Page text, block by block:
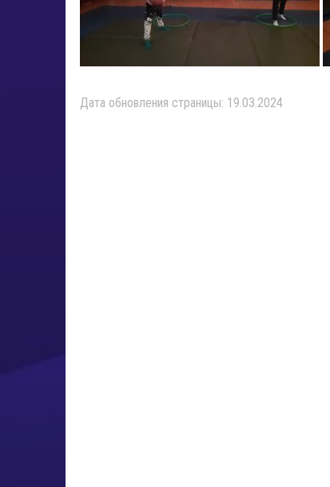
Дата обновления страницы: 19.03.2024